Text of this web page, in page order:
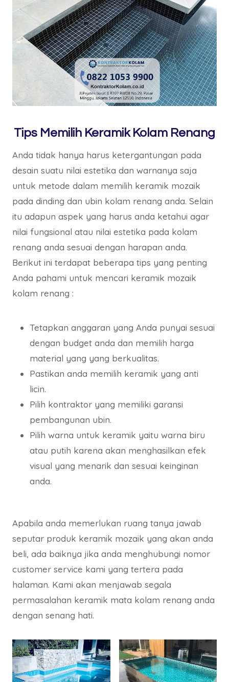
Tips Memilih Keramik Kolam Renang
Anda tidak hanya harus ketergantungan pada
desain suatu nilai estetika dan warnanya saja
untuk metode dalam memilih keramik mozaik
pada dinding dan ubin kolam renang anda. Selain
itu adapun aspek yang harus anda ketahui agar
nilai fungsional atau nilai estetika pada kolam
renang anda sesuai dengan harapan anda.
Berikut ini terdapat beberapa tips yang penting
Anda pahami untuk mencari keramik mozaik
kolam renang :
Tetapkan anggaran yang Anda punyai sesuai
dengan budget anda dan memilih harga
material yang yang berkualitas.
Pastikan anda memilih keramik yang anti
licin.
Pilih kontraktor yang memiliki garansi
pembangunan ubin.
Pilih warna untuk keramik yaitu warna biru
atau putih karena akan menghasilkan efek
visual yang menarik dan sesuai keinginan
anda.
Apabila anda memerlukan ruang tanya jawab
seputar produk keramik mozaik yang akan anda
beli, ada baiknya jika anda menghubungi nomor
customer service kami yang tertera pada
halaman. Kami akan menjawab segala
permasalahan keramik mata kolam renang anda
dengan senang hati.